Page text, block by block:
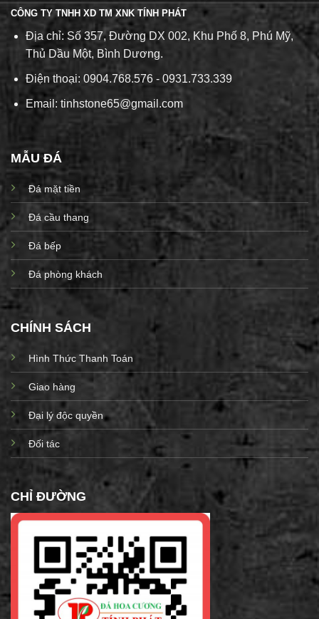
CÔNG TY TNHH XD TM XNK TÍNH PHÁT
Địa chỉ: Số 357, Đường DX 002, Khu Phố 8, Phú Mỹ,
Thủ Dầu Một, Bình Dương.
Điện thoại: 0904.768.576 - 0931.733.339
Email: tinhstone65@gmail.com
MẪU ĐÁ
Đá mặt tiền
Đá cầu thang
Đá bếp
Đá phòng khách
CHÍNH SÁCH
Hình Thức Thanh Toán
Giao hàng
Đại lý độc quyền
Đối tác
CHỈ ĐƯỜNG